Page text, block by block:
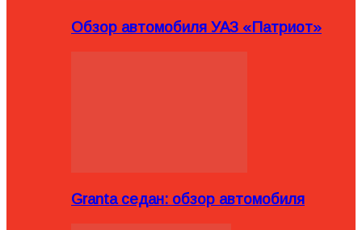
Обзор автомобиля УАЗ «Патриот»
Granta седан: обзор автомобиля